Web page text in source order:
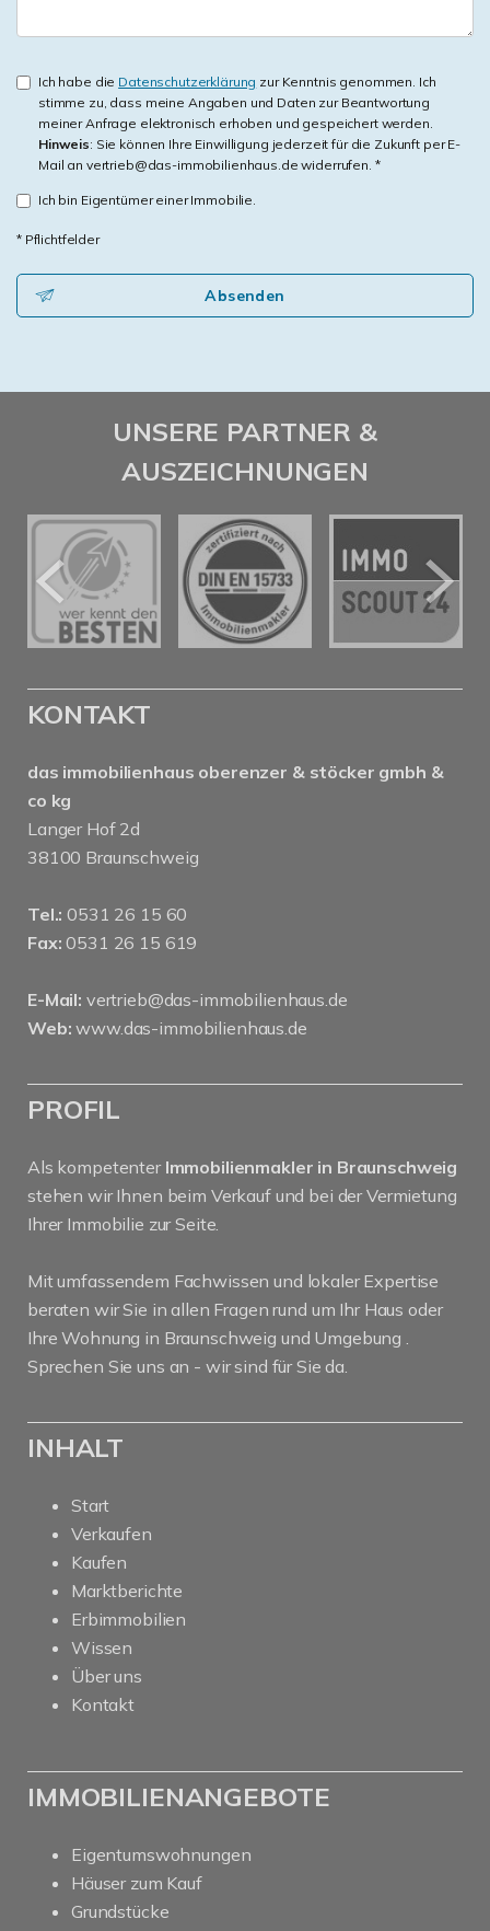
Ich habe die Datenschutzerklärung zur Kenntnis genommen. Ich
stimme zu, dass meine Angaben und Daten zur Beantwortung
meiner Anfrage elektronisch erhoben und gespeichert werden.
Hinweis: Sie können Ihre Einwilligung jederzeit für die Zukunft per E-
Mail an vertrieb@das-immobilienhaus.de widerrufen. *
Ich bin Eigentümer einer Immobilie.
* Pflichtfelder
Absenden
UNSERE PARTNER &
AUSZEICHNUNGEN
KONTAKT
das immobilienhaus oberenzer & stöcker gmbh &
co kg
Langer Hof 2d
38100 Braunschweig
Tel.: 0531 26 15 60
Fax: 0531 26 15 619
E-Mail: vertrieb@das-immobilienhaus.de
Web: www.das-immobilienhaus.de
PROFIL
Als kompetenter Immobilienmakler in Braunschweig
stehen wir Ihnen beim Verkauf und bei der Vermietung
Ihrer Immobilie zur Seite.
Mit umfassendem Fachwissen und lokaler Expertise
beraten wir Sie in allen Fragen rund um Ihr Haus oder
Ihre Wohnung in Braunschweig und Umgebung .
Sprechen Sie uns an - wir sind für Sie da.
INHALT
Start
Verkaufen
Kaufen
Marktberichte
Erbimmobilien
Wissen
Über uns
Kontakt
IMMOBILIENANGEBOTE
Eigentumswohnungen
Häuser zum Kauf
Grundstücke